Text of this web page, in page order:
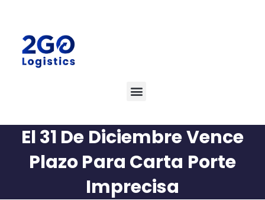
El 31 De Diciembre Vence
Plazo Para Carta Porte
Imprecisa